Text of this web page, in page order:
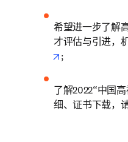
希望进一步了解
才评估与引进，
opens in new
;
了解2022“中国
细、证书下载，